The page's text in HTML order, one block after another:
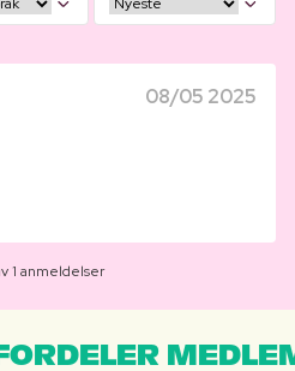
08/05 2025
1 anmeldelser